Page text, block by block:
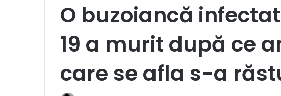
O buzoiancă
19 a murit după ce
care se afla s-a